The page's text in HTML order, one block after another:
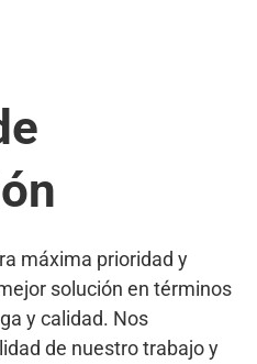
máxima prioridad y
solución en términos
y calidad. Nos
de nuestro trabajo y